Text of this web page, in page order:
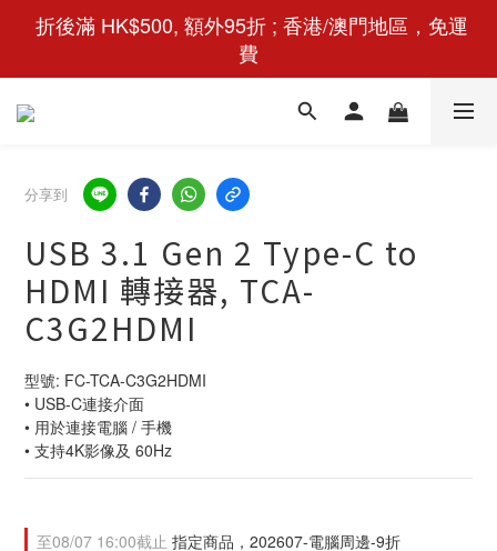
費
分享到
USB 3.1 Gen 2 Type-C to
HDMI 轉接器, TCA-
C3G2HDMI
型號: FC-TCA-C3G2HDMI
• USB-C連接介面
• 用於連接電腦 / 手機
• 支持4K影像及 60Hz
至08/07 16:00截止 指定商品，202607-電腦周邊-9折